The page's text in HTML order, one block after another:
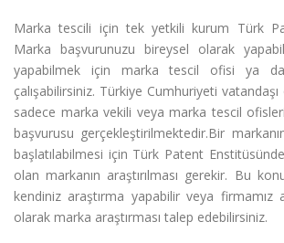
Marka tescili için tek yetkili kurum Türk
Marka başvurunuzu bireysel olarak
yapabilmek için marka tescil ofisi ya
çalışabilirsiniz. Türkiye Cumhuriyeti
sadece marka vekili veya marka tescil ofisleri
başvurusu gerçekleştirilmektedir.Bir
başlatılabilmesi için Türk Patent
olan markanın araştırılması gerekir. Bu
kendiniz araştırma yapabilir veya firmamız
olarak marka araştırması talep edebilirsiniz.